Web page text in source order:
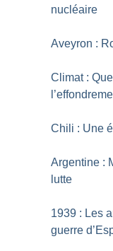
nucléaire
Aveyron :
Climat :
Chili : Une
Argentine :
lutte
1939 : Les
guerre